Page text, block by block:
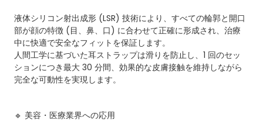
液体シリコン射出成形 (LSR) 技術により、すべての輪郭と開口
部が顔の特徴 (目、鼻、口) に合わせて正確に形成され、治療
中に快適で安全なフィットを保証します。
人間工学に基づいた耳ストラップは滑りを防止し、1 回のセッ
ションにつき最大 30 分間、効果的な皮膚接触を維持しながら
完全な可動性を実現します。
🔹 美容・医療業界への応用